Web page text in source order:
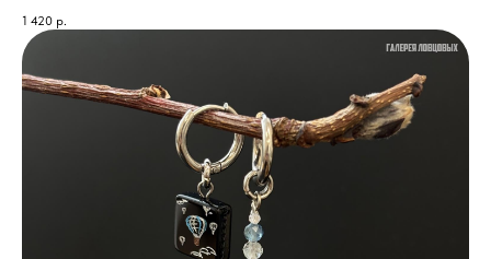
1 420 р.